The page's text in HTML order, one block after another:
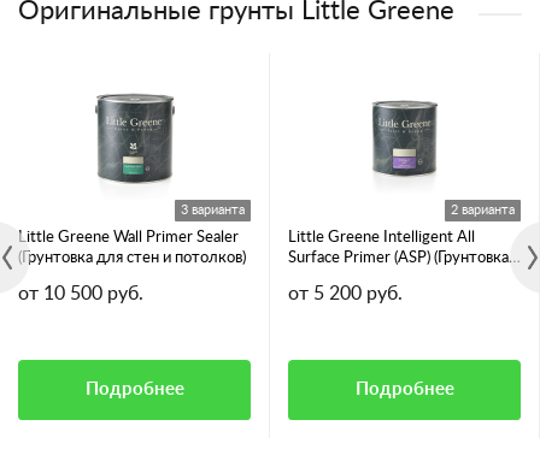
Оригинальные грунты Little Greene
3 варианта
Little Greene Wall Primer Sealer
(Грунтовка для стен и потолков)
от 10 500 руб.
Подробнее
2 варианта
Little Greene Intelligent All
Surface Primer (ASP) (Грунтовка
от 5 200 руб.
Подробнее